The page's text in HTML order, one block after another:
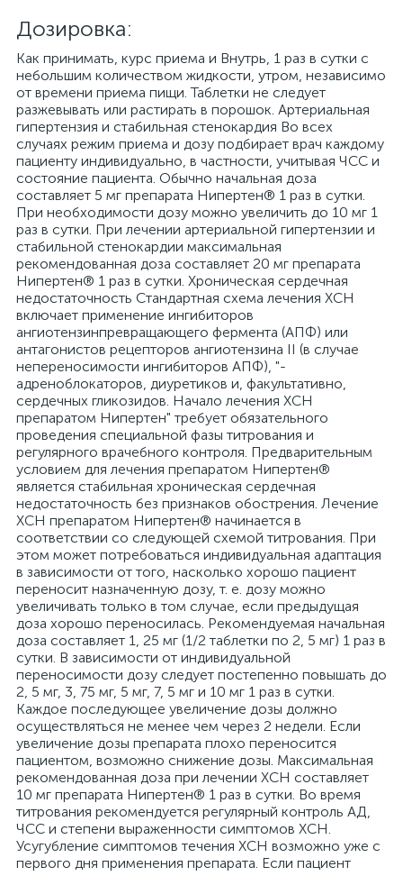
Дозировка:
Как принимать, курс приема и Внутрь, 1 раз в сутки с
небольшим количеством жидкости, утром, независимо
от времени приема пищи. Таблетки не следует
разжевывать или растирать в порошок. Артериальная
гипертензия и стабильная стенокардия Во всех
случаях режим приема и дозу подбирает врач каждому
пациенту индивидуально, в частности, учитывая ЧСС и
состояние пациента. Обычно начальная доза
составляет 5 мг препарата Нипертен® 1 раз в сутки.
При необходимости дозу можно увеличить до 10 мг 1
раз в сутки. При лечении артериальной гипертензии и
стабильной стенокардии максимальная
рекомендованная доза составляет 20 мг препарата
Нипертен® 1 раз в сутки. Хроническая сердечная
недостаточность Стандартная схема лечения ХСН
включает применение ингибиторов
ангиотензинпревращающего фермента (АПФ) или
антагонистов рецепторов ангиотензина II (в случае
непереносимости ингибиторов АПФ), "-
адреноблокаторов, диуретиков и, факультативно,
сердечных гликозидов. Начало лечения ХСН
препаратом Нипертен" требует обязательного
проведения специальной фазы титрования и
регулярного врачебного контроля. Предварительным
условием для лечения препаратом Нипертен®
является стабильная хроническая сердечная
недостаточность без признаков обострения. Лечение
ХСН препаратом Нипертен® начинается в
соответствии со следующей схемой титрования. При
этом может потребоваться индивидуальная адаптация
в зависимости от того, насколько хорошо пациент
переносит назначенную дозу, т. е. дозу можно
увеличивать только в том случае, если предыдущая
доза хорошо переносилась. Рекомендуемая начальная
доза составляет 1, 25 мг (1/2 таблетки по 2, 5 мг) 1 раз в
сутки. В зависимости от индивидуальной
переносимости дозу следует постепенно повышать до
2, 5 мг, 3, 75 мг, 5 мг, 7, 5 мг и 10 мг 1 раз в сутки.
Каждое последующее увеличение дозы должно
осуществляться не менее чем через 2 недели. Если
увеличение дозы препарата плохо переносится
пациентом, возможно снижение дозы. Максимальная
рекомендованная доза при лечении ХСН составляет
10 мг препарата Нипертен® 1 раз в сутки. Во время
титрования рекомендуется регулярный контроль АД,
ЧСС и степени выраженности симптомов ХСН.
Усугубление симптомов течения ХСН возможно уже с
первого дня применения препарата. Если пациент